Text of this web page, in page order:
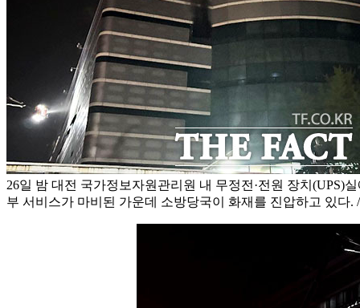
26일 밤 대전 국가정보자원관리원 내 무정전·전원 장치(UPS)
부 서비스가 마비된 가운데 소방당국이 화재를 진압하고 있다.